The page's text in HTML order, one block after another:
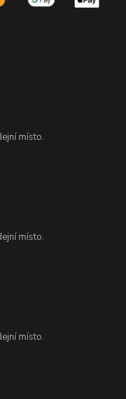
místo.
místo.
místo.